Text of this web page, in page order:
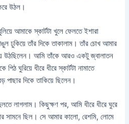
উঠল।
আমাকে স্কার্টটা খুলে ফেলতে ইশারা
ঢুকিয়ে তাঁর দিকে তাকালাম। তাঁর চোখ আমার
উঠছিলেন। আমি তাঁকে আরও একটু জ্বালাতন
ঘুরিয়ে ধীরে ধীরে স্কার্টটা নামাতে
পাছার দিকে তাকিয়ে ছিলেন।
লাগলাম। কিছুক্ষণ পর, আমি ধীরে ধীরে ঘুরে
সামনে ছিল। সে আমার কালো, রেশমি, লোমে